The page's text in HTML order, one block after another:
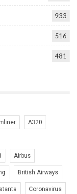
933
516
481
A320
Airbus
British Airways
Coronavirus